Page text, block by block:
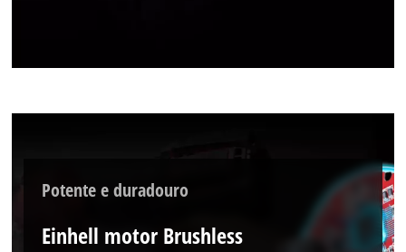
Potente e duradouro
Einhell motor Brushless